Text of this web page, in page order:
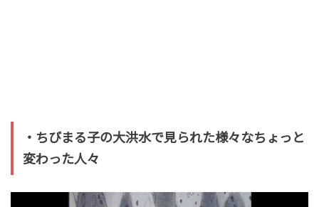
・ちびまる子の大洪水で見られた様々なちょっと
変わった人々